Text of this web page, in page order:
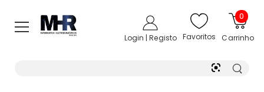
Login | Registo Favoritos
0
Carrinho